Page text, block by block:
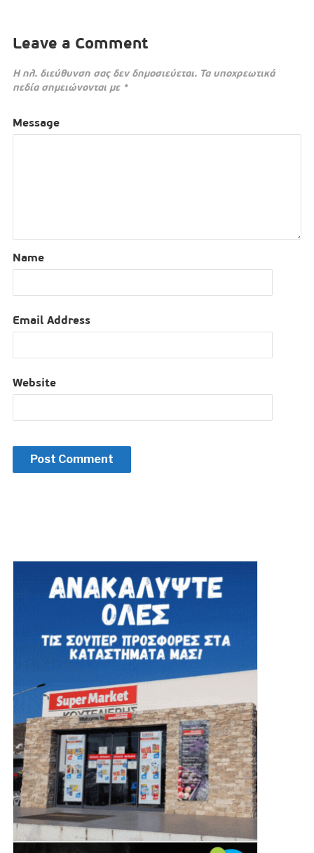
Leave a Comment
Η ηλ. διεύθυνση σας δεν δημοσιεύεται. Τα υποχρεωτικά
πεδία σημειώνονται με *
Message
Name
Email Address
Website